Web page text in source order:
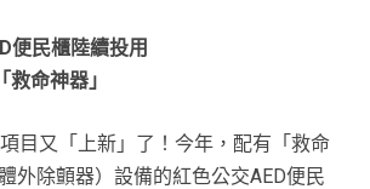
便民櫃陸續投用
命神器」
目又「上新」了！今年，配有「救命
外除顫器）設備的紅色公交AED便民